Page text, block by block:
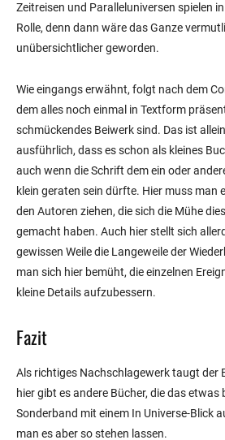
Zeitreisen und Paralleluniversen spielen
Rolle, denn dann wäre das Ganze
unübersichtlicher geworden.
Wie eingangs erwähnt, folgt nach dem
dem alles noch einmal in Textform
schmückendes Beiwerk sind. Das ist
ausführlich, dass es schon als kleines
auch wenn die Schrift dem ein oder
klein geraten sein dürfte. Hier muss man
den Autoren ziehen, die sich die Mühe
gemacht haben. Auch hier stellt sich
gewissen Weile die Langeweile der
man sich hier bemüht, die einzelnen
kleine Details aufzubessern.
Fazit
Als richtiges Nachschlagewerk taugt der
hier gibt es andere Bücher, die das
Sonderband mit einem In Universe-Blick
man es aber so stehen lassen.